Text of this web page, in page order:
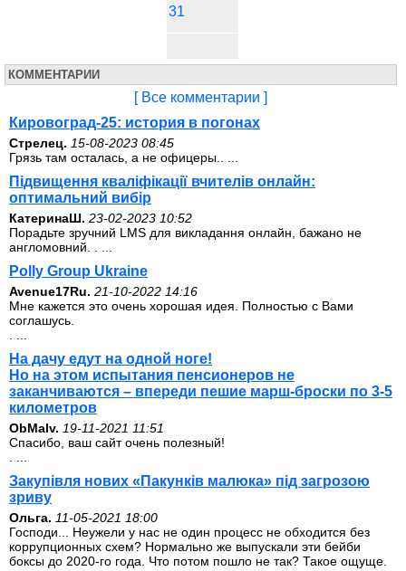
31
КОММЕНТАРИИ
[ Все комментарии ]
Кировоград-25: история в погонах
Стрелец. 15-08-2023 08:45
Грязь там осталась, а не офицеры.. ...
Підвищення кваліфікації вчителів онлайн:
оптимальний вибір
КатеринаШ. 23-02-2023 10:52
Порадьте зручний LMS для викладання онлайн, бажано не
англомовний. . ...
Polly Group Ukraine
Avenue17Ru. 21-10-2022 14:16
Мне кажется это очень хорошая идея. Полностью с Вами
соглашусь.
На дачу едут на одной ноге!
Но на этом испытания пенсионеров не
заканчиваются – впереди пешие марш-броски по 3-5
километров
ОbMalv. 19-11-2021 11:51
Спасибо, ваш сайт очень полезный!
Закупівля нових «Пакунків малюка» під загрозою
зриву
Ольга. 11-05-2021 18:00
Господи... Неужели у нас не один процесс не обходится без
коррупционных схем? Нормально же выпускали эти бейби
боксы до 2020-го года. Что потом пошло не так? Такое ощуще.